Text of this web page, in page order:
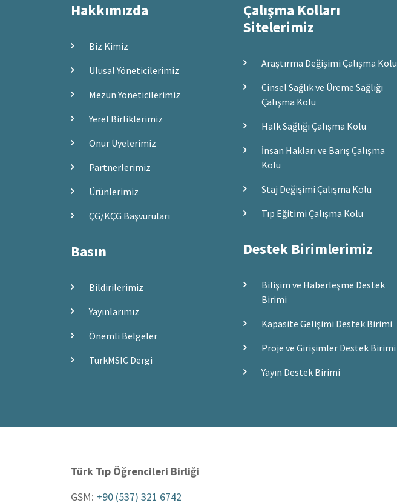
Hakkımızda
Biz Kimiz
Ulusal Yöneticilerimiz
Mezun Yöneticilerimiz
Yerel Birliklerimiz
Onur Üyelerimiz
Partnerlerimiz
Ürünlerimiz
ÇG/KÇG Başvuruları
Basın
Bildirilerimiz
Yayınlarımız
Önemli Belgeler
TurkMSIC Dergi
Çalışma Kolları
Sitelerimiz
Araştırma Değişimi Çalışma Kolu
Cinsel Sağlık ve Üreme Sağlığı
Çalışma Kolu
Halk Sağlığı Çalışma Kolu
İnsan Hakları ve Barış Çalışma
Kolu
Staj Değişimi Çalışma Kolu
Tıp Eğitimi Çalışma Kolu
Destek Birimlerimiz
Bilişim ve Haberleşme Destek
Birimi
Kapasite Gelişimi Destek Birimi
Proje ve Girişimler Destek Birimi
Yayın Destek Birimi
Türk Tıp Öğrencileri Birliği
GSM: +90 (537) 321 6742